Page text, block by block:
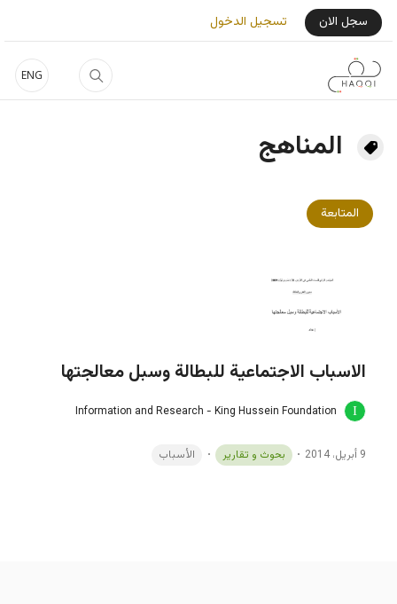
تجاوز إلى المحتوى الرئيسي
ENG
User Login Menu
سجل الان تسجيل الدخول
المناهج
المتابعة
الاسباب الاجتماعية للبطالة وسبل معالجتها
Information and Research - King Hussein Foundation
9 أبريل، 2014 بحوث و تقارير الأسباب